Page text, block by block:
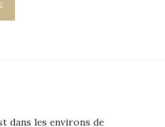
dans les environs de